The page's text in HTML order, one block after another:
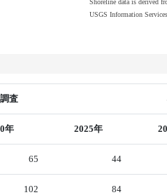
Shoreline data is derived
USGS Information
査
年 2025年
65 44
102 84